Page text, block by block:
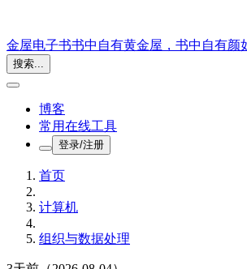
金屋电子书书中自有黄金屋，书中自有颜
搜索...
博客
常用在线工具
登录/注册
首页
计算机
组织与数据处理